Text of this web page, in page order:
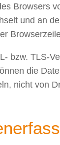
Browsers
und an
bzw. TLS-
die
nicht von